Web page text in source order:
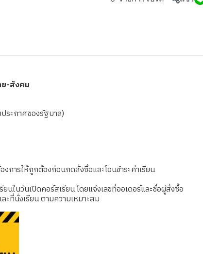
-สังคม
ระกาศของรัฐบาล)
การให้ถูกต้องก่อนกดสั่งซื้อและโอนชำระค่าเรียน
นในวันเปิดคอร์สเรียน โดยแจ้งเลขที่ออเดอร์และชื่อผู้สั่งซื้อ
ะที่นั่งเรียน ตามความเหมาะสม